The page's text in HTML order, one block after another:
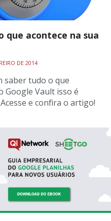
que acontece na sua
DE 2014
saber tudo o que
Google Vault isso é
e confira o artigo!